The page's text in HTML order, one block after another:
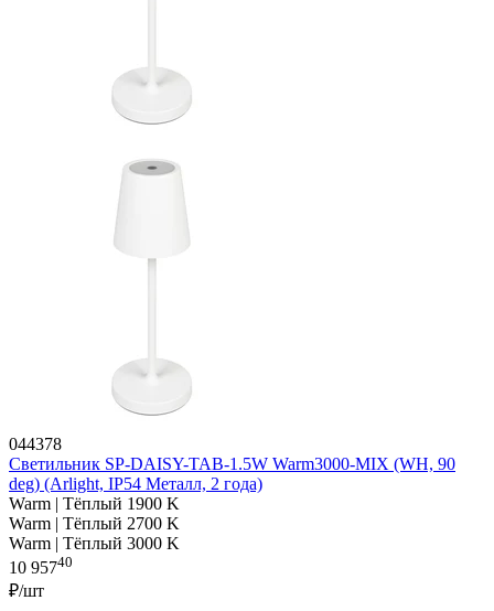
044378
Светильник SP-DAISY-TAB-1.5W Warm3000-MIX (WH, 90
deg) (Arlight, IP54 Металл, 2 года)
Warm | Тёплый 1900 K
Warm | Тёплый 2700 K
Warm | Тёплый 3000 K
10 95740
₽/шт